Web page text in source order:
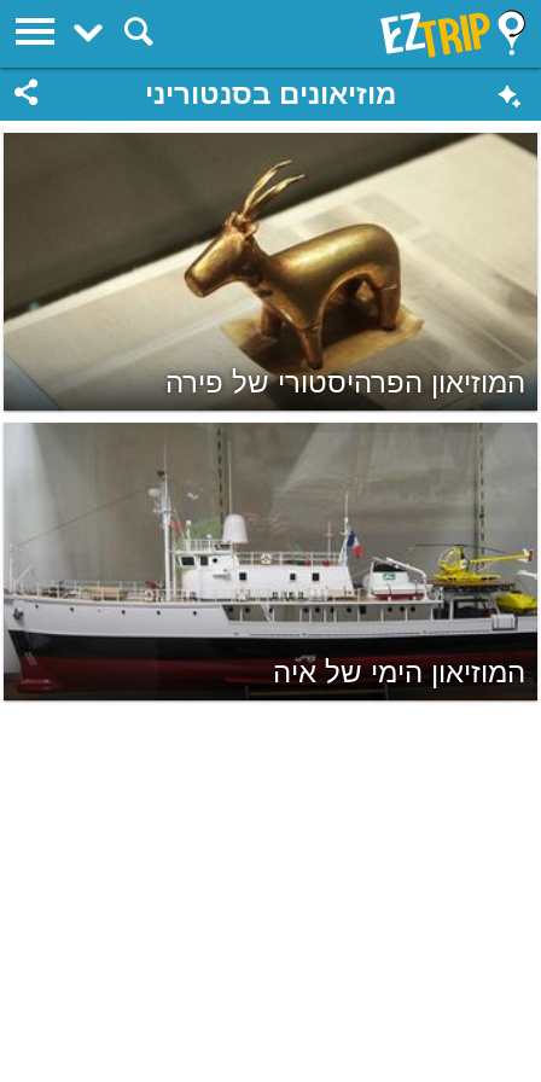
EZTrip
מוזיאונים בסנטוריני
המוזיאון הפרהיסטורי של פירה
המוזיאון הימי של איה